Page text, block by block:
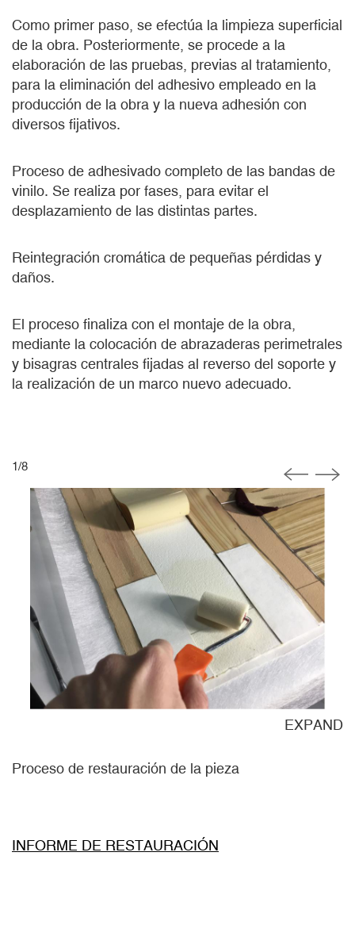
Como primer paso, se efectúa la limpieza superficial
de la obra. Posteriormente, se procede a la
elaboración de las pruebas, previas al tratamiento,
para la eliminación del adhesivo empleado en la
producción de la obra y la nueva adhesión con
diversos fijativos.
Proceso de adhesivado completo de las bandas de
vinilo. Se realiza por fases, para evitar el
desplazamiento de las distintas partes.
Reintegración cromática de pequeñas pérdidas y
daños.
El proceso finaliza con el montaje de la obra,
mediante la colocación de abrazaderas perimetrales
y bisagras centrales fijadas al reverso del soporte y
la realización de un marco nuevo adecuado.
EXPAND
1/8
Proceso de restauración de la pieza
INFORME DE RESTAURACIÓN